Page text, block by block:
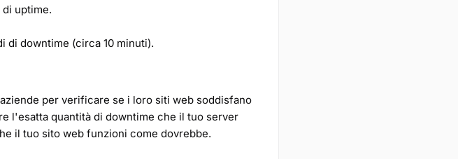
di uptime.
di downtime (circa 10 minuti).
per verificare se i loro siti web soddisfano
l'esatta quantità di downtime che il tuo server
il tuo sito web funzioni come dovrebbe.